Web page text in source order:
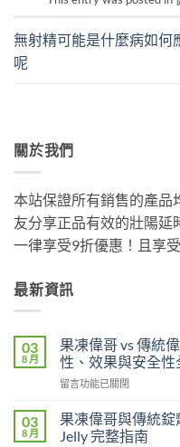
無射精可能是什麼病如何
呢
關於我們
本站保證所有銷售的產品
友分享正品有效的壯陽延
一律享受9折優惠！且享
最新資訊
03
8 月
果凍偉哥 vs 傳統
性、效果與安全性
在
凍
偉
哥
留言功能已關閉
03
8 月
果凍偉哥與傳統錠
Jelly 完整指南